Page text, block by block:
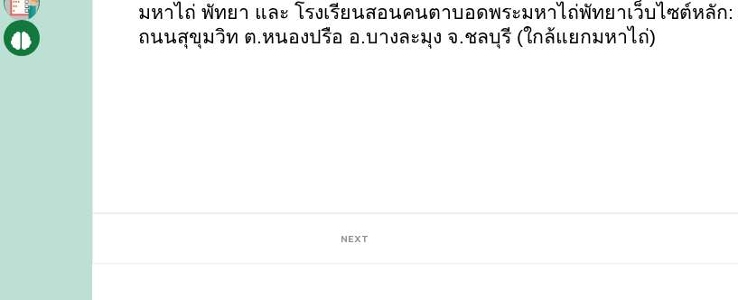
มหาไถ่ พัทยา และ โรงเรียนสอนคนตาบอดพระมหาไถ่พัทยาเว็บไซต์หลัก:
ถนนสุขุมวิท ต.หนองปรือ อ.บางละมุง จ.ชลบุรี (ใกล้แยกมหาไถ่)
NEXT